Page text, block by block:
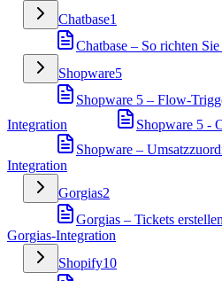
Chatbase1
Chatbase – So richten
Shopware5
Shopware 5 – Flow-
Integration
Shopware 5 -
Shopware –
Integration
Gorgias2
Gorgias – Tickets
Gorgias-Integration
Shopify10